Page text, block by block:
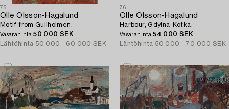
75
Olle Olsson-Hagalund
Motif from Gullholmen.
Vasarahinta50 000 SEK
Lähtöhinta 50 000 - 60 000 SEK
76
Olle Olsson-Hagalund
Harbour, Gdyina-Kotka.
Vasarahinta54 000 SEK
Lähtöhinta 50 000 - 70 000 SEK